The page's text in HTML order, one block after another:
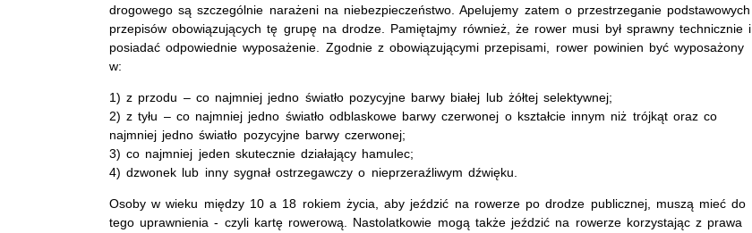
drogowego są szczególnie narażeni na niebezpieczeństwo. Apelujemy zatem o przestrzeganie podstawowych
przepisów obowiązujących tę grupę na drodze. Pamiętajmy również, że rower musi był sprawny technicznie i
posiadać odpowiednie wyposażenie. Zgodnie z obowiązującymi przepisami, rower powinien być wyposażony
w:
1) z przodu – co najmniej jedno światło pozycyjne barwy białej lub żółtej selektywnej;
2) z tyłu – co najmniej jedno światło odblaskowe barwy czerwonej o kształcie innym niż trójkąt oraz co
najmniej jedno światło pozycyjne barwy czerwonej;
3) co najmniej jeden skutecznie działający hamulec;
4) dzwonek lub inny sygnał ostrzegawczy o nieprzeraźliwym dźwięku.
Osoby w wieku między 10 a 18 rokiem życia, aby jeździć na rowerze po drodze publicznej, muszą mieć do
tego uprawnienia - czyli kartę rowerową. Nastolatkowie mogą także jeździć na rowerze korzystając z prawa